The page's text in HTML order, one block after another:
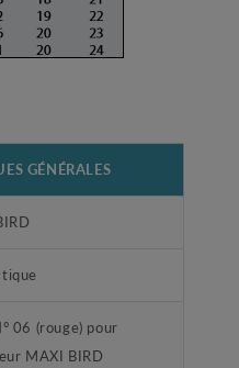
GÉNÉRALES
06 (rouge) pour
MAXI BIRD